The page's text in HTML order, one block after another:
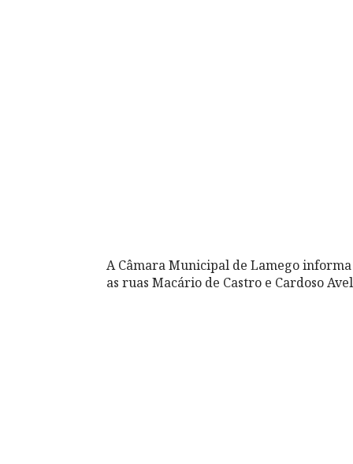
A Câmara Municipal de Lamego
as ruas Macário de Castro e Cardoso